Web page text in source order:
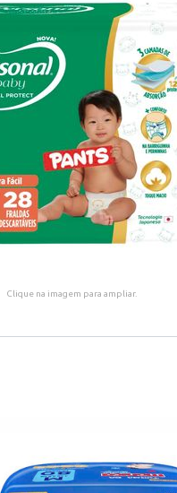
Clique na imagem para ampliar.